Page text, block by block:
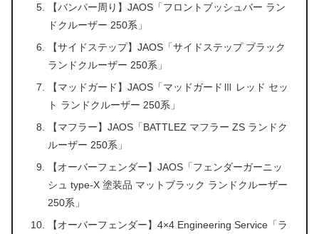
【バンパー周り】JAOS「フロントブッシュバー ラン
ドクルーザー 250系」
【サイドステップ】JAOS「サイドステップ ブラック
ランドクルーザー 250系」
【マッドガード】JAOS「マッドガードⅢ レッド セッ
ト ランドクルーザー 250系」
【マフラー】JAOS「BATTLEZ マフラー ZS ランドク
ルーザー 250系」
【オーバーフェンダー】JAOS「フェンダーガーニッ
シュ type-X 塗装品 マットブラック ランドクルーザー
250系」
【オーバーフェンダー】4×4 Engineering Service「ラ